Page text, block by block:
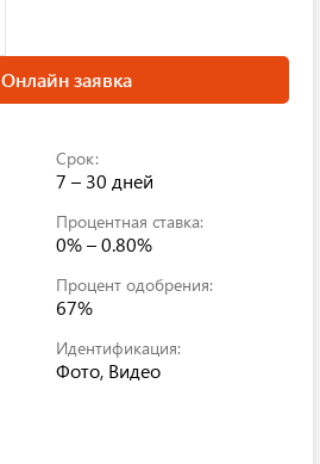
Онлайн заявка
Срок:
7 – 30 дней
Процентная ставка:
0% – 0.80%
Процент одобрения:
67%
Идентификация:
Фото, Видео